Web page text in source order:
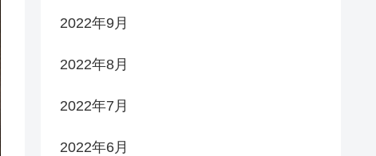
2022年9月
2022年8月
2022年7月
2022年6月